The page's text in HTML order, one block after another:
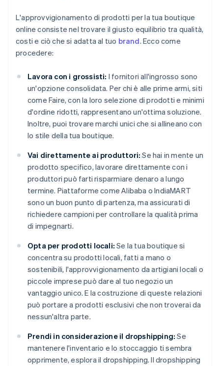
L'approvvigionamento di prodotti per la tua boutique
online consiste nel trovare il giusto equilibrio tra qualità,
costi e ciò che si adatta al tuo brand. Ecco come
procedere:
Lavora con i grossisti: I fornitori all'ingrosso sono
un'opzione consolidata. Per chi è alle prime armi, siti
come Faire, con la loro selezione di prodotti e minimi
d'ordine ridotti, rappresentano un'ottima soluzione.
Inoltre, puoi trovare marchi unici che si allineano con
lo stile della tua boutique.
Vai direttamente ai produttori: Se hai in mente un
prodotto specifico, lavorare direttamente con i
produttori può farti risparmiare denaro a lungo
termine. Piattaforme come Alibaba o IndiaMART
sono un buon punto di partenza, ma assicurati di
richiedere campioni per controllare la qualità prima
di impegnarti.
Opta per prodotti locali: Se la tua boutique si
concentra su prodotti locali, fatti a mano o
sostenibili, l'approvvigionamento da artigiani locali o
piccole imprese può dare al tuo negozio un
vantaggio unico. E la costruzione di queste relazioni
può portare a prodotti esclusivi che non troverai da
nessun'altra parte.
Prendi in considerazione il dropshipping: Se
mantenere l'inventario e lo stoccaggio ti sembra
opprimente, esplora il dropshipping. Il dropshipping